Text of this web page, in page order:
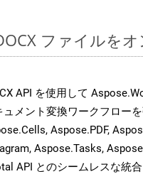
ファイルを
API を使用して
ュメント変換ワークフロー
Aspose.PDF,
Aspose.Tasks,
API とのシームレスな統